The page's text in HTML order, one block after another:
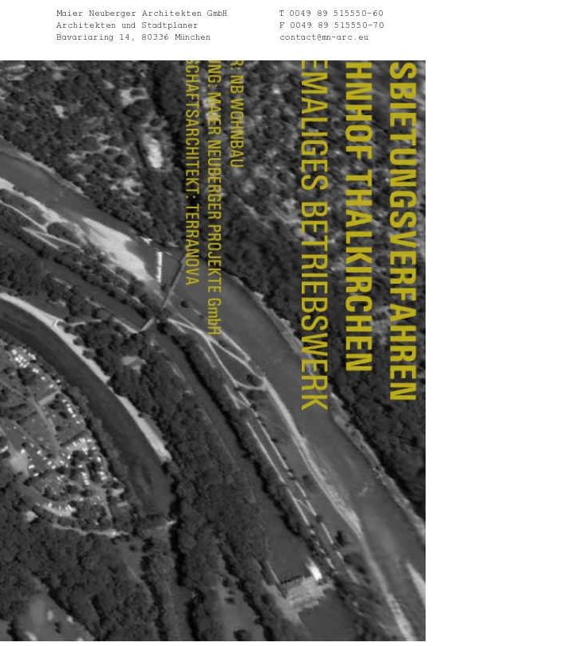
Maier Neuberger Architekten GmbH
Architekten und Stadtplaner
Bavariaring 14, 80336 München
T 0049 89 515550–60
F 0049 89 515550–70
contact@mn-arc.eu